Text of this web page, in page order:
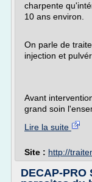
charpente
10 ans environ.
On parle de
injection et
Avant
grand soin
Lire la suite
Site : http://
DECAP-